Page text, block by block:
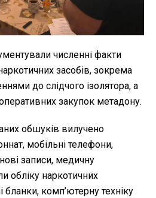
численні факти
засобів, зокрема
до слідчого ізолятора, а
закупок метадону.
обшуків вилучено
мобільні телефони,
записи, медичну
обліку наркотичних
бланки, комп’ютерну техніку